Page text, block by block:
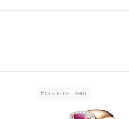
Есть комплект